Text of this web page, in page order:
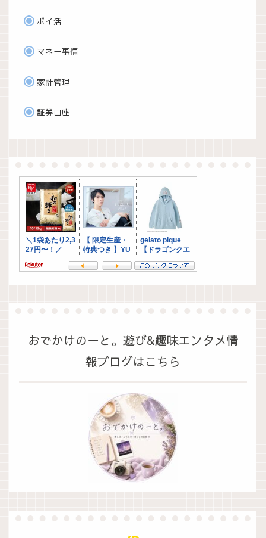
ポイ活
マネー事情
家計管理
証券口座
おでかけのーと。遊び&趣味エンタメ情
報ブログはこちら